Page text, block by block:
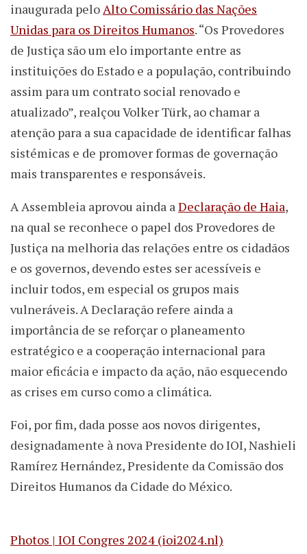
inaugurada peloAlto Comissário das Nações
Unidas para os Direitos Humanos. “Os Provedores
de Justiça são um elo importante entre as
instituições do Estado e a população, contribuindo
assim para um contrato social renovado e
atualizado”, realçou Volker Türk, ao chamar a
atenção para a sua capacidade de identificar falhas
sistémicas e de promover formas de governação
mais transparentes e responsáveis.
A Assembleia aprovou ainda aDeclaração de Haia,
na qual se reconhece o papel dos Provedores de
Justiça na melhoria das relações entre os cidadãos
e os governos, devendo estes ser acessíveis e
incluir todos, em especial os grupos mais
vulneráveis. A Declaração refere ainda a
importância de se reforçar o planeamento
estratégico e a cooperação internacional para
maior eficácia e impacto da ação, não esquecendo
as crises em curso como a climática.
Foi, por fim, dada posse aos novos dirigentes,
designadamente à nova Presidente do IOI, Nashieli
Ramírez Hernández, Presidente da Comissão dos
Direitos Humanos da Cidade do México.
Photos | IOI Congres 2024 (ioi2024.nl)